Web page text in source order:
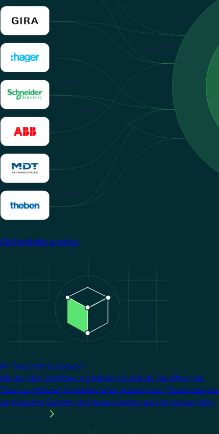
Alle Hersteller ansehen
Ihr Geschäft ausbauen
Mit der KNX Zertifizierung heben Sie sich ab. Sie öffnet die
Türen zu größeren Projekten, einer Auswahl von Tausenden von
zertifizierten Geräten und neuen Kunden auf der ganzen Welt.